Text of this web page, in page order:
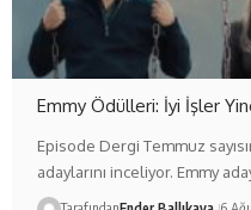
Emmy Ödülleri: İyi İşler
Episode Dergi Temmuz
adaylarını inceliyor. Emmy